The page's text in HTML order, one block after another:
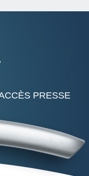
PRESSE